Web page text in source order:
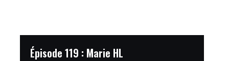
Épisode 119 : Marie HL